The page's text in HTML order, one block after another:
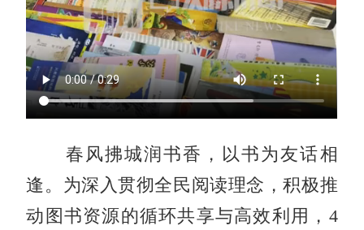
春风拂城润书香，以书为友话相
逢。为深入贯彻全民阅读理念，积极推
动图书资源的循环共享与高效利用，4